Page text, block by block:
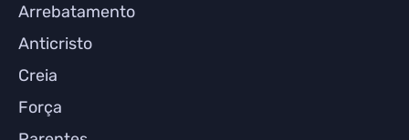
Arrebatamento
Anticristo
Creia
Força